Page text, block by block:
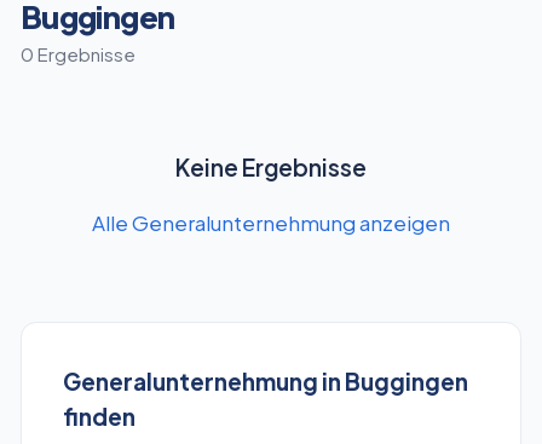
Buggingen
0 Ergebnisse
Keine Ergebnisse
Alle Generalunternehmung anzeigen
Generalunternehmung in Buggingen
finden